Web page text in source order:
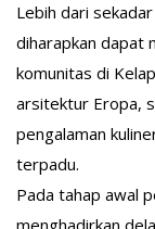
Lebih dari
diharapkan dapat
komunitas di
arsitektur Eropa,
pengalaman
terpadu.
Pada tahap awal
menghadirkan